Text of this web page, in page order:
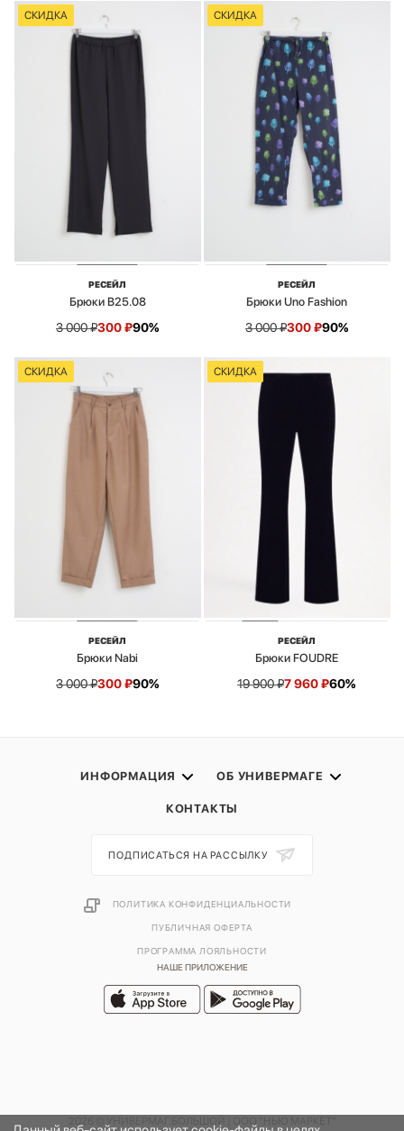
СКИДКА
РЕСЕЙЛ
Брюки B25.08
3 000₽300₽90%
СКИДКА
РЕСЕЙЛ
Брюки Uno Fashion
3 000₽300₽90%
СКИДКА
РЕСЕЙЛ
Брюки Nabi
3 000₽300₽90%
СКИДКА
РЕСЕЙЛ
Брюки FOUDRE
19 900₽7 960₽60%
ИНФОРМАЦИЯ ОБ УНИВЕРМАГЕ
КОНТАКТЫ
НАШЕ ПРИЛОЖЕНИЕ
ПОДПИСАТЬСЯ НА РАССЫЛКУ
ПОЛИТИКА КОНФИДЕНЦИАЛЬНОСТИ
ПУБЛИЧНАЯ ОФЕРТА
ПРОГРАММА ЛОЯЛЬНОСТИ